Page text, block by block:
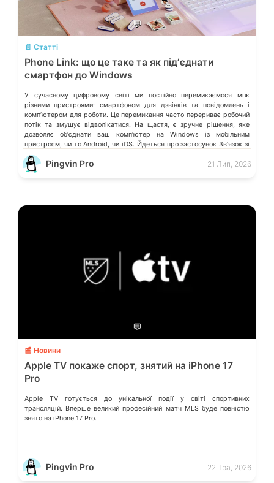
💬
📄 Статті
Phone Link: що це таке та як підʼєднати
смартфон до Windows
У сучасному цифровому світі ми постійно перемикаємося між
різними пристроями: смартфоном для дзвінків та повідомлень і
компʼютером для роботи. Це перемикання часто перериває робочий
потік та змушує відволікатися. На щастя, є зручне рішення, яке
дозволяє обʼєднати ваш компʼютер на Windows із мобільним
пристроєм, чи то Android, чи iOS. Йдеться про застосунок Звʼязок зі
смартфоном (Phone Link) від Microsoft, що перетворює ваш ПК на
своєрідний «міст» до функцій смартфона.
Pingvin Pro 21 Лип, 2026
💬
📰 Новини
Apple TV покаже спорт, знятий на iPhone 17
Pro
Apple TV готується до унікальної події у світі спортивних
трансляцій. Вперше великий професійний матч MLS буде повністю
знято на iPhone 17 Pro.
Pingvin Pro 22 Тра, 2026